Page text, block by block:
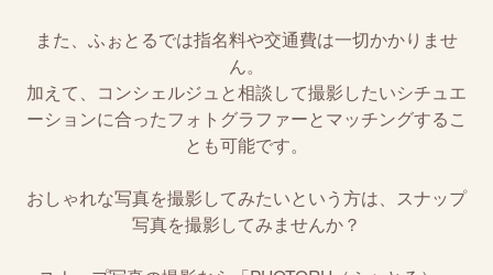
また、ふぉとるでは指名料や交通費は一切かかりませ
ん。
加えて、コンシェルジュと相談して撮影したいシチュエ
ーションに合ったフォトグラファーとマッチングするこ
とも可能です。
おしゃれな写真を撮影してみたいという方は、スナップ
写真を撮影してみませんか？